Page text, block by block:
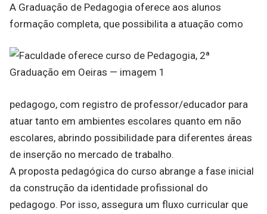
A Graduação de Pedagogia oferece aos alunos
formação completa, que possibilita a atuação como
pedagogo, com registro de professor/educador para
atuar tanto em ambientes escolares quanto em não
escolares, abrindo possibilidade para diferentes áreas
de inserção no mercado de trabalho.
A proposta pedagógica do curso abrange a fase inicial
da construção da identidade profissional do
pedagogo. Por isso, assegura um fluxo curricular que